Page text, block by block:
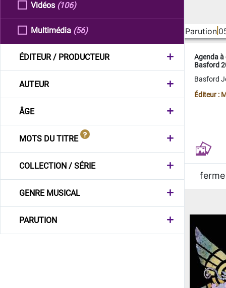
Vidéos (106)
Multimédia (56)
ÉDITEUR / PRODUCTEUR
AUTEUR
ÂGE
MOTS DU TITRE
COLLECTION / SÉRIE
GENRE MUSICAL
PARUTION
Parution
Agenda
Basford
Basford
Éditeur :
ferme